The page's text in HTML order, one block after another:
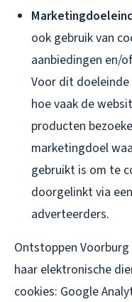
ook gebruik van
aanbiedingen en/
Voor dit
hoe vaak de
producten
marketingdoel
gebruikt is om te
doorgelinkt via
adverteerders.
Ontstoppen
haar elektronische
cookies: Google